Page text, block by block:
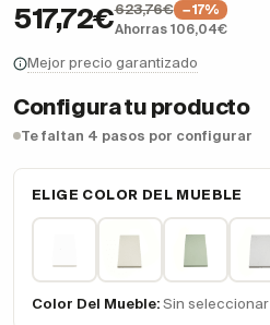
517,72€623,76€
−17%
Ahorras 106,04€
Mejor precio garantizado
Configura tu producto
Te faltan 4 pasos por configurar
ELIGE COLOR DEL MUEBLE
Color Del Mueble: Sin seleccionar